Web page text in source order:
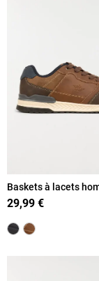
Baskets à lacets
(41-46)
29,99 €